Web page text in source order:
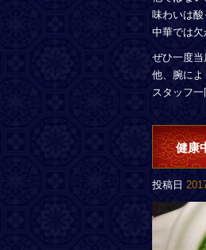
味わいは酸
中華では欠
ぜひ一度当
他、腕によ
スタッフ
健康
投稿日